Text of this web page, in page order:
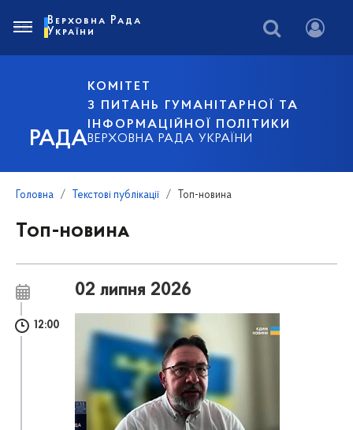
РАДА
КОМІТЕТ
З ПИТАНЬ ГУМАНІТАРНОЇ ТА
ІНФОРМАЦІЙНОЇ ПОЛІТИКИ
ВЕРХОВНА РАДА УКРАЇНИ
Верховна Рада
України
Головна Текстові публікації Топ-новина
Топ-новина
02 липня 2026
12:00